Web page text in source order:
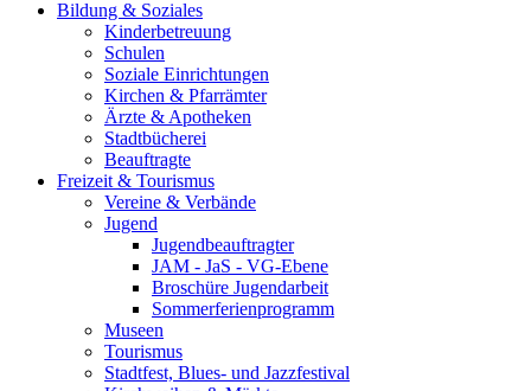
Bildung & Soziales
Kinderbetreuung
Schulen
Soziale Einrichtungen
Kirchen & Pfarrämter
Ärzte & Apotheken
Stadtbücherei
Beauftragte
Freizeit & Tourismus
Vereine & Verbände
Jugend
Jugendbeauftragter
JAM - JaS - VG-Ebene
Broschüre Jugendarbeit
Sommerferienprogramm
Museen
Tourismus
Stadtfest, Blues- und Jazzfestival